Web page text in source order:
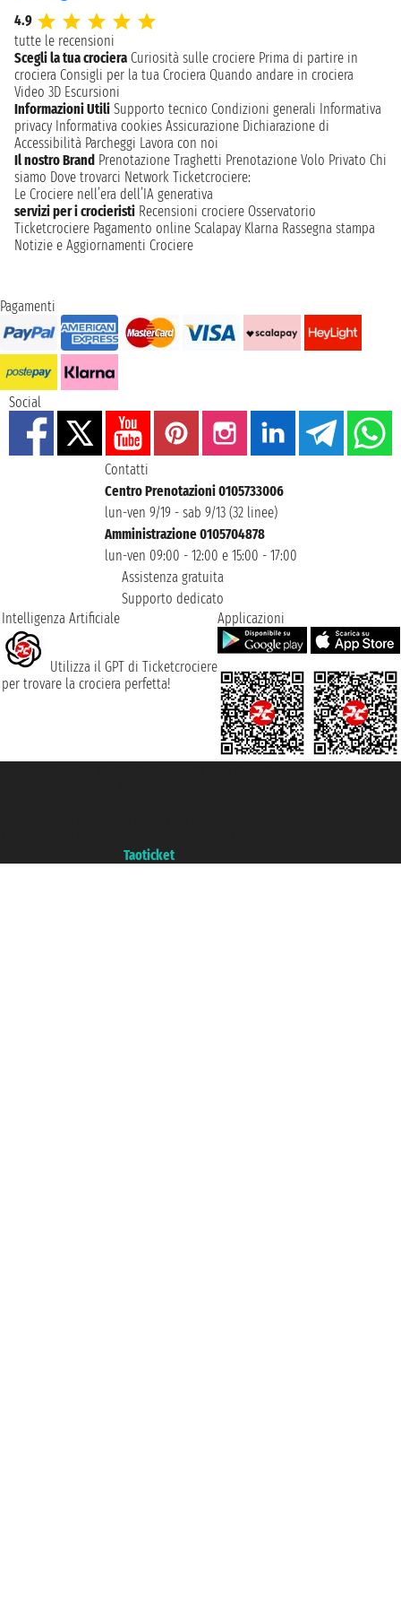
4.9
tutte le recensioni
Scegli la tua crociera Curiosità sulle crociere Prima di partire in
crociera Consigli per la tua Crociera Quando andare in crociera
Video 3D Escursioni
Informazioni Utili Supporto tecnico Condizioni generali Informativa
privacy Informativa cookies Assicurazione Dichiarazione di
Accessibilità Parcheggi Lavora con noi
Il nostro Brand Prenotazione Traghetti Prenotazione Volo Privato Chi
siamo Dove trovarci Network Ticketcrociere:
Le Crociere nell’era dell’IA generativa
servizi per i crocieristi Recensioni crociere Osservatorio
Ticketcrociere Pagamento online Scalapay Klarna Rassegna stampa
Notizie e Aggiornamenti Crociere
Pagamenti
Social
Contatti
Centro Prenotazioni 0105733006
lun-ven 9/19 - sab 9/13 (32 linee)
Amministrazione 0105704878
lun-ven 09:00 - 12:00 e 15:00 - 17:00
Assistenza gratuita
Supporto dedicato
Intelligenza Artificiale
Utilizza il GPT di Ticketcrociere
per trovare la crociera perfetta!
Applicazioni
Taoticket